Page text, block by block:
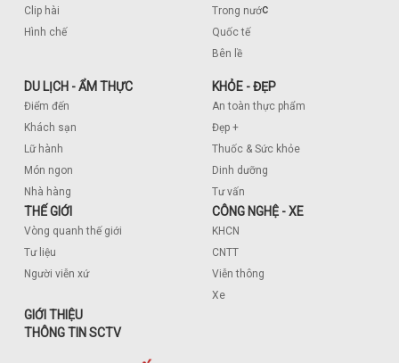
Clip hài
Hình chế
Trong nước
Quốc tế
Bên lề
DU LỊCH - ẨM THỰC
Điểm đến
Khách sạn
Lữ hành
Món ngon
Nhà hàng
KHỎE - ĐẸP
An toàn thực phẩm
Đẹp +
Thuốc & Sức khỏe
Dinh dưỡng
Tư vấn
THẾ GIỚI
Vòng quanh thế giới
Tư liệu
Người viễn xứ
CÔNG NGHỆ - XE
KHCN
CNTT
Viễn thông
Xe
GIỚI THIỆU
THÔNG TIN SCTV